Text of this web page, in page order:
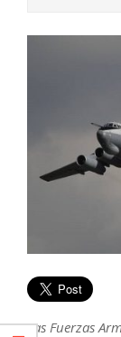
Las Fuerzas